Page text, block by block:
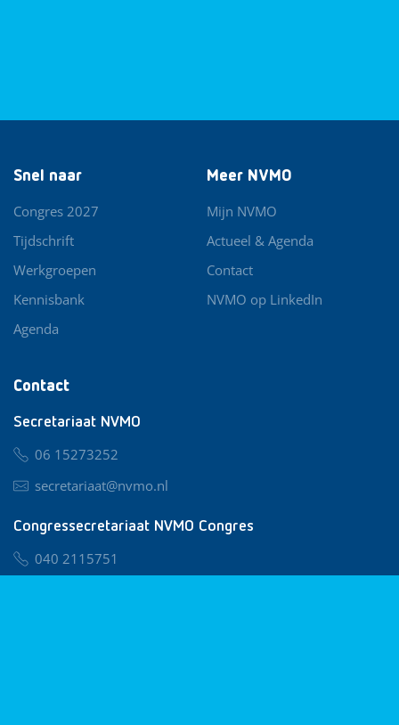
Contact
Secretariaat NVMO
06 15273252
secretariaat@nvmo.nl
Congressecretariaat NVMO Congres
040 2115751
Snel naar
Congres 2027
Tijdschrift
Werkgroepen
Kennisbank
Agenda
Meer NVMO
Mijn NVMO
Actueel & Agenda
Contact
NVMO op LinkedIn